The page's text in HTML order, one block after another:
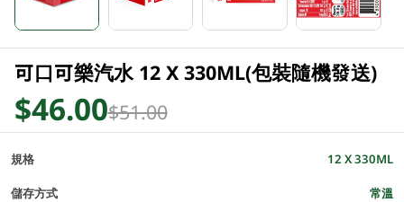
可口可樂汽水 12 X 330ML(包裝隨機發送)
$46.00$51.00
規格 12 X 330ML
儲存方式 常溫